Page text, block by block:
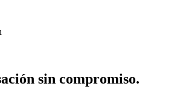
sin compromiso.